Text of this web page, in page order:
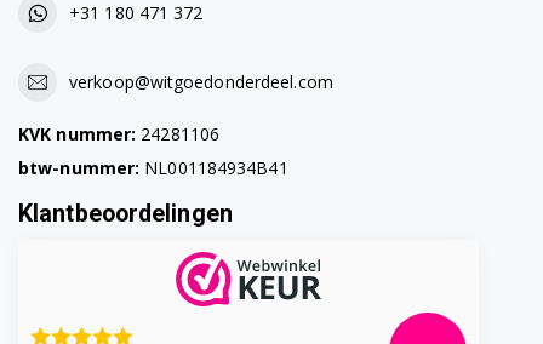
+31 180 471 372
verkoop@witgoedonderdeel.com
KVK nummer: 24281106
btw-nummer: NL001184934B41
Klantbeoordelingen